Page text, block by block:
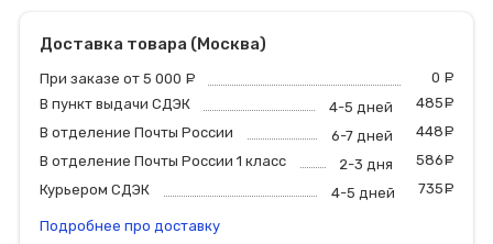
Доставка товара (Москва)
При заказе от 5 000 0
В пункт выдачи СДЭК
4-5 дней 485
В отделение Почты России
6-7 дней 448
В отделение Почты России 1 класс
2-3 дня 586
Курьером СДЭК
4-5 дней 735
Подробнее про доставку